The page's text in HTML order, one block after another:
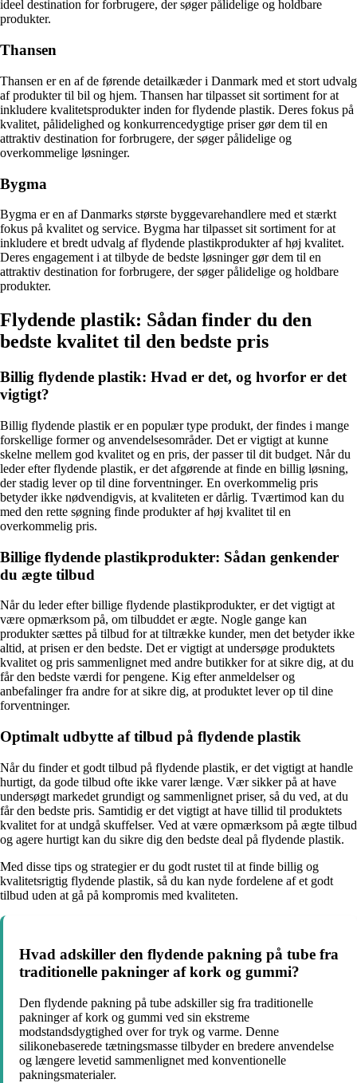
ideel destination for forbrugere, der søger pålidelige og holdbare
produkter.
Thansen
Thansen er en af de førende detailkæder i Danmark med et stort udvalg
af produkter til bil og hjem. Thansen har tilpasset sit sortiment for at
inkludere kvalitetsprodukter inden for flydende plastik. Deres fokus på
kvalitet, pålidelighed og konkurrencedygtige priser gør dem til en
attraktiv destination for forbrugere, der søger pålidelige og
overkommelige løsninger.
Bygma
Bygma er en af Danmarks største byggevarehandlere med et stærkt
fokus på kvalitet og service. Bygma har tilpasset sit sortiment for at
inkludere et bredt udvalg af flydende plastikprodukter af høj kvalitet.
Deres engagement i at tilbyde de bedste løsninger gør dem til en
attraktiv destination for forbrugere, der søger pålidelige og holdbare
produkter.
Flydende plastik: Sådan finder du den
bedste kvalitet til den bedste pris
Billig flydende plastik: Hvad er det, og hvorfor er det
vigtigt?
Billig flydende plastik er en populær type produkt, der findes i mange
forskellige former og anvendelsesområder. Det er vigtigt at kunne
skelne mellem god kvalitet og en pris, der passer til dit budget. Når du
leder efter flydende plastik, er det afgørende at finde en billig løsning,
der stadig lever op til dine forventninger. En overkommelig pris
betyder ikke nødvendigvis, at kvaliteten er dårlig. Tværtimod kan du
med den rette søgning finde produkter af høj kvalitet til en
overkommelig pris.
Billige flydende plastikprodukter: Sådan genkender
du ægte tilbud
Når du leder efter billige flydende plastikprodukter, er det vigtigt at
være opmærksom på, om tilbuddet er ægte. Nogle gange kan
produkter sættes på tilbud for at tiltrække kunder, men det betyder ikke
altid, at prisen er den bedste. Det er vigtigt at undersøge produktets
kvalitet og pris sammenlignet med andre butikker for at sikre dig, at du
får den bedste værdi for pengene. Kig efter anmeldelser og
anbefalinger fra andre for at sikre dig, at produktet lever op til dine
forventninger.
Optimalt udbytte af tilbud på flydende plastik
Når du finder et godt tilbud på flydende plastik, er det vigtigt at handle
hurtigt, da gode tilbud ofte ikke varer længe. Vær sikker på at have
undersøgt markedet grundigt og sammenlignet priser, så du ved, at du
får den bedste pris. Samtidig er det vigtigt at have tillid til produktets
kvalitet for at undgå skuffelser. Ved at være opmærksom på ægte tilbud
og agere hurtigt kan du sikre dig den bedste deal på flydende plastik.
Med disse tips og strategier er du godt rustet til at finde billig og
kvalitetsrigtig flydende plastik, så du kan nyde fordelene af et godt
tilbud uden at gå på kompromis med kvaliteten.
Hvad adskiller den flydende pakning på tube fra
traditionelle pakninger af kork og gummi?
Den flydende pakning på tube adskiller sig fra traditionelle
pakninger af kork og gummi ved sin ekstreme
modstandsdygtighed over for tryk og varme. Denne
silikonebaserede tætningsmasse tilbyder en bredere anvendelse
og længere levetid sammenlignet med konventionelle
pakningsmaterialer.